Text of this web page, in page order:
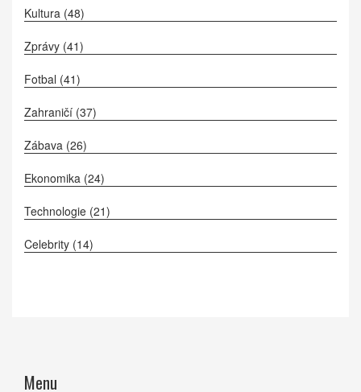
Kultura (48)
Zprávy (41)
Fotbal (41)
Zahraničí (37)
Zábava (26)
Ekonomika (24)
Technologie (21)
Celebrity (14)
Menu